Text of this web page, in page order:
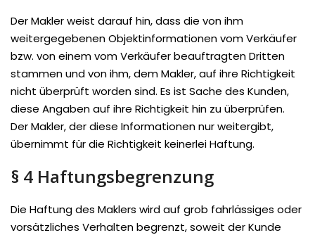
Der Makler weist darauf hin, dass die von ihm
weitergegebenen Objektinformationen vom Verkäufer
bzw. von einem vom Verkäufer beauftragten Dritten
stammen und von ihm, dem Makler, auf ihre Richtigkeit
nicht überprüft worden sind. Es ist Sache des Kunden,
diese Angaben auf ihre Richtigkeit hin zu überprüfen.
Der Makler, der diese Informationen nur weitergibt,
übernimmt für die Richtigkeit keinerlei Haftung.
§ 4 Haftungsbegrenzung
Die Haftung des Maklers wird auf grob fahrlässiges oder
vorsätzliches Verhalten begrenzt, soweit der Kunde